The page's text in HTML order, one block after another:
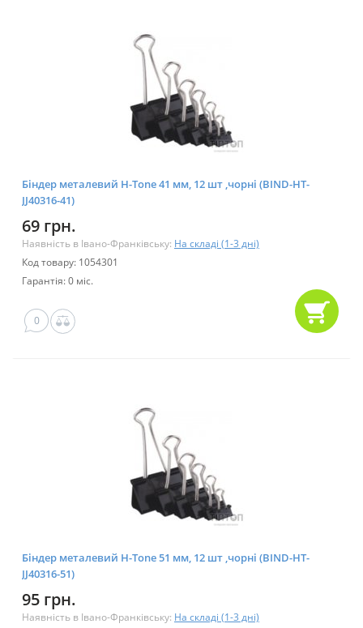
Біндер металевий H-Tone 41 мм, 12 шт ,чорні (BIND-HT-
JJ40316-41)
69 грн.
Наявність в Івано-Франківську: На складі (1-3 дні)
Код товару: 1054301
Гарантія: 0 міс.
0
Біндер металевий H-Tone 51 мм, 12 шт ,чорні (BIND-HT-
JJ40316-51)
95 грн.
Наявність в Івано-Франківську: На складі (1-3 дні)